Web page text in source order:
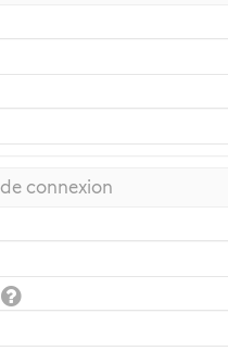
connexion